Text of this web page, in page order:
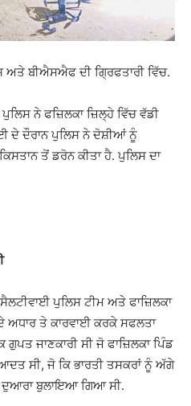
ਅਤੇ ਬੀਐਸਐਫ ਦੀ ਗ੍ਰਿਫਤਾਰੀ ਵਿੱਚ.
ਨੇ ਫਜ਼ਿਲਕਾ ਜ਼ਿਲ੍ਹੇ ਵਿੱਚ ਵੱਡੀ
ਦੇ ਦੌਰਾਨ ਪੁਲਿਸ ਨੇ ਦੋਸ਼ੀਆਂ ਨੂੰ
ਤੋਂ ਡਰੋਨ ਕੀਤਾ ਹੈ. ਪੁਲਿਸ ਦਾ
ਪੁਲਿਸ ਟੀਮ ਅਤੇ ਫਾਜ਼ਿਲਕਾ
ਅਧਾਰ ਤੇ ਕਾਰਵਾਈ ਕਰਕੇ ਸਫਲਤਾ
ਜਾਣਕਾਰੀ ਸੀ ਜੋ ਫਾਜ਼ਿਲਕਾ ਪਿੰਡ
ਸੀ, ਜੋ ਕਿ ਭਾਰਤੀ ਤਸਕਰਾਂ ਨੂੰ ਅੱਗੇ
ਦੁਆਰਾ ਬੁਲਾਇਆ ਗਿਆ ਸੀ.